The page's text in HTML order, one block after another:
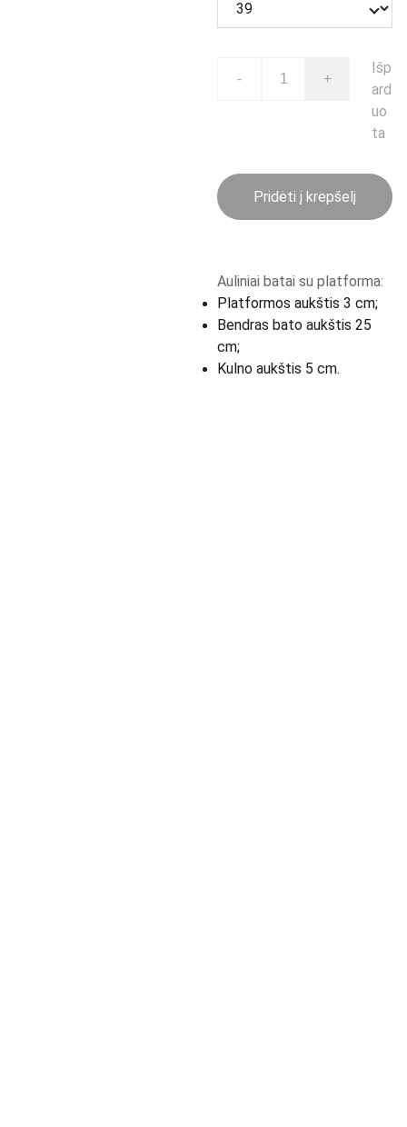
- +
Išp
ard
uo
ta
Pridėti į krepšelį
Auliniai batai su platforma:
Platformos aukštis 3 cm;
Bendras bato aukštis 25
cm;
Kulno aukštis 5 cm.